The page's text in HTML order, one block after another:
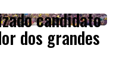
candidato
dos grandes